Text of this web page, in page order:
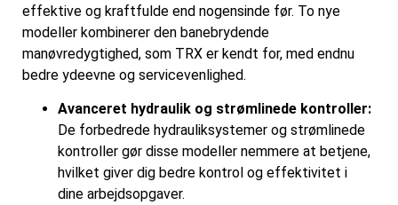
effektive og kraftfulde end nogensinde før. To nye
modeller kombinerer den banebrydende
manøvredygtighed, som TRX er kendt for, med endnu
bedre ydeevne og servicevenlighed.
Avanceret hydraulik og strømlinede kontroller:
De forbedrede hydrauliksystemer og strømlinede
kontroller gør disse modeller nemmere at betjene,
hvilket giver dig bedre kontrol og effektivitet i
dine arbejdsopgaver.